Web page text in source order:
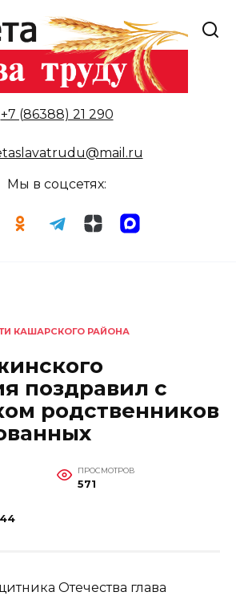
+7 (86388) 21 290
Мы в соцсетях:
КАШАРСКОГО РАЙОНА
поздравил с
родственников
ПРОСМОТРОВ
571
Отечества глава